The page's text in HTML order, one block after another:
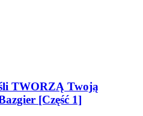
TWORZĄ Twoją
[Część 1]